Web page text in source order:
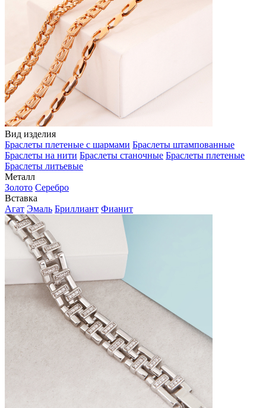
Вид изделия
Браслеты плетеные с шармами Браслеты штампованные
Браслеты на нити Браслеты станочные Браслеты плетеные
Браслеты литьевые
Металл
Золото Серебро
Вставка
Агат Эмаль Бриллиант Фианит